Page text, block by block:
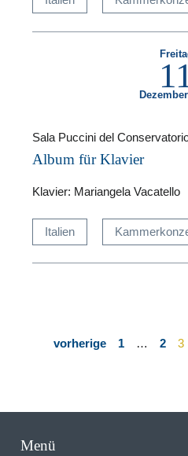
Sala Puccini del
Album für Klavier
Klavier: Mariangela Vacatello
Italien
vorherige 1 … 2 3
Menü